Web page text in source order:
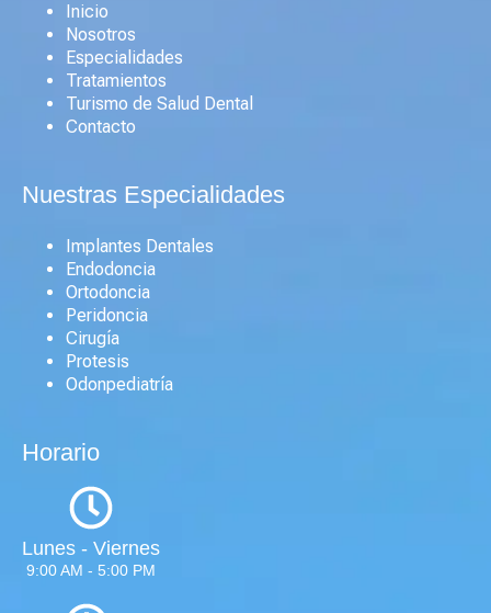
Inicio
Nosotros
Especialidades
Tratamientos
Turismo de Salud Dental
Contacto
Nuestras Especialidades
Implantes Dentales
Endodoncia
Ortodoncia
Peridoncia
Cirugía
Protesis
Odonpediatría
Horario
Lunes - Viernes
9:00 AM - 5:00 PM